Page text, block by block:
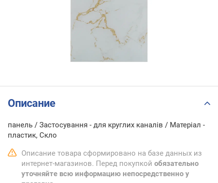
Описание
панель / Застосування - для круглих каналів / Матеріал -
пластик, Скло
Описание товара сформировано на базе данных из
интернет-магазинов. Перед покупкой обязательно
уточняйте всю информацию непосредственно у